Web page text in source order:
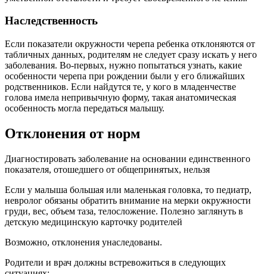
Наследственность
Если показатели окружности черепа ребенка отклоняются от
табличных данных, родителям не следует сразу искать у него
заболевания. Во-первых, нужно попытаться узнать, какие
особенности черепа при рождении были у его ближайших
родственников. Если найдутся те, у кого в младенчестве
голова имела непривычную форму, такая анатомическая
особенность могла передаться малышу.
Отклонения от норм
Диагностировать заболевание на основании единственного
показателя, отошедшего от общепринятых, нельзя
Если у малыша большая или маленькая головка, то педиатр,
невролог обязаны обратить внимание на мерки окружности
груди, вес, объем таза, телосложение. Полезно заглянуть в
детскую медицинскую карточку родителей
Возможно, отклонения унаследованы.
Родители и врач должны встревожиться в следующих